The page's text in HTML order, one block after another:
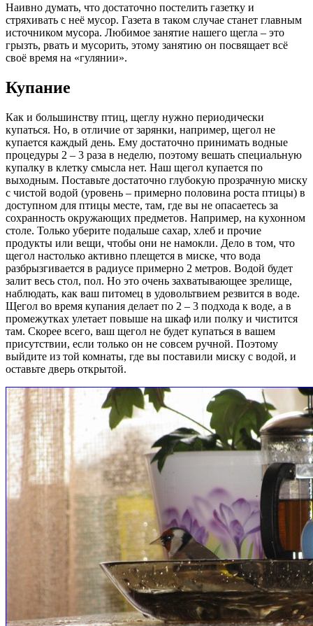
Наивно думать, что достаточно постелить газетку и
стряхивать с неё мусор. Газета в таком случае станет главным
источником мусора. Любимое занятие нашего щегла – это
грызть, рвать и мусорить, этому занятию он посвящает всё
своё время на «гулянии».
Купание
Как и большинству птиц, щеглу нужно периодически
купаться. Но, в отличие от зарянки, например, щегол не
купается каждый день. Ему достаточно принимать водные
процедуры 2 – 3 раза в неделю, поэтому вешать специальную
купалку в клетку смысла нет. Наш щегол купается по
выходным. Поставьте достаточно глубокую прозрачную миску
с чистой водой (уровень – примерно половина роста птицы) в
доступном для птицы месте, там, где вы не опасаетесь за
сохранность окружающих предметов. Например, на кухонном
столе. Только уберите подальше сахар, хлеб и прочие
продукты или вещи, чтобы они не намокли. Дело в том, что
щегол настолько активно плещется в миске, что вода
разбрызгивается в радиусе примерно 2 метров. Водой будет
залит весь стол, пол. Но это очень захватывающее зрелище,
наблюдать, как ваш питомец в удовольтвием резвится в воде.
Щегол во время купания делает по 2 – 3 подхода к воде, а в
промежутках улетает повыше на шкаф или полку и чистится
там. Скорее всего, ваш щегол не будет купаться в вашем
присутствии, если только он не совсем ручной. Поэтому
выйдите из той комнаты, где вы поставили миску с водой, и
оставьте дверь открытой.